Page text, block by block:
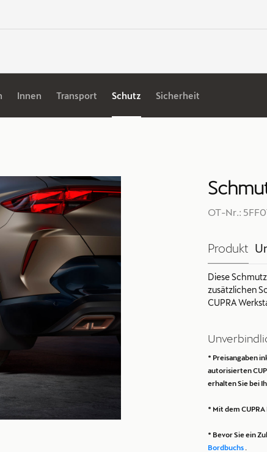
Innen Transport Schutz Sicherheit
OT-Nr.:
Produkt
Diese
zusätzlichen
CUPRA
* Preisangaben
autorisierten
erhalten Sie bei
* Mit dem
* Bevor Sie ein
Bordbuchs